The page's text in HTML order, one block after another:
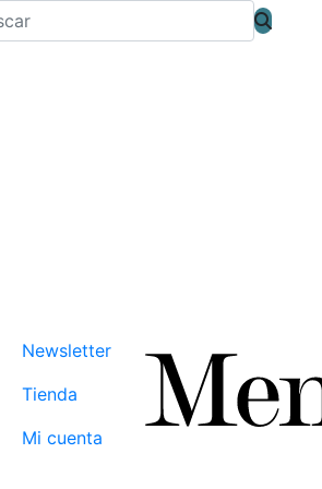
Newsletter
Tienda
Mi cuenta